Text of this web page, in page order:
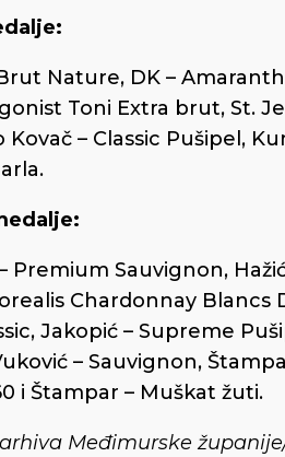
Nature, DK –
Toni Extra brut, St.
Kovač – Classic Pušipel,
Premium Sauvignon,
Chardonnay Blancs
Jakopić – Supreme
– Sauvignon,
i Štampar – Muškat žuti.
Međimurske